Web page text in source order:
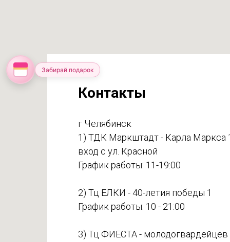
Забирай подарок
Контакты
г Челябинск
1) ТДК Маркштадт - Карла Маркса
вход с ул. Красной
График работы: 11-19:00
2) Тц ЕЛКИ - 40-летия победы 1
График работы: 10 - 21:00
3) Тц ФИЕСТА - молодогвардейцев